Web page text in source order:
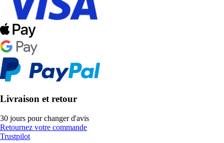
Livraison et retour
30 jours pour changer d'avis
Retournez votre commande
Trustpilot